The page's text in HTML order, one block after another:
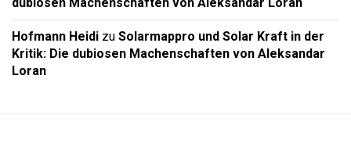
Hofmann Heidi zu Solarmappro und Solar Kraft in der
Kritik: Die dubiosen Machenschaften von Aleksandar
Loran